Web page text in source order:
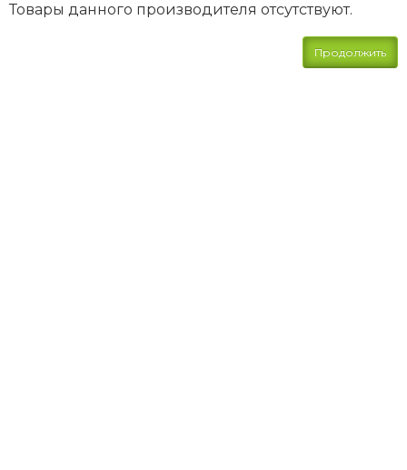
Товары данного производителя отсутствуют.
Продолжить